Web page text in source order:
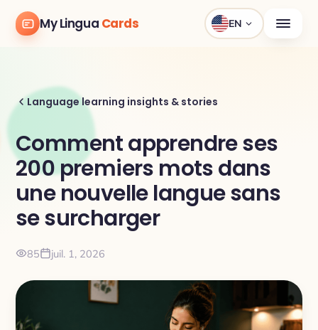
My Lingua Cards EN
Language learning insights & stories
Comment apprendre ses
200 premiers mots dans
une nouvelle langue sans
se surcharger
85 juil. 1, 2026